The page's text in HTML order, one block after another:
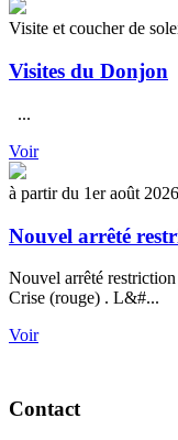
Visite et coucher de
Visites du Donjon
...
Voir
à partir du 1er août 2026
Nouvel arrêté
Nouvel arrêté
Crise (rouge) . L&#...
Voir
Contact